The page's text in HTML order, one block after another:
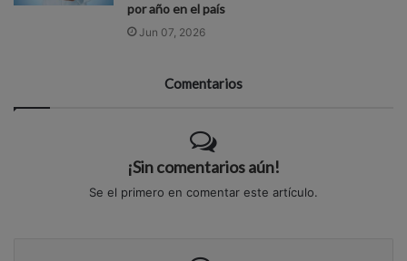
por año en el país
Jun 07, 2026
Comentarios
¡Sin comentarios aún!
Se el primero en comentar este artículo.